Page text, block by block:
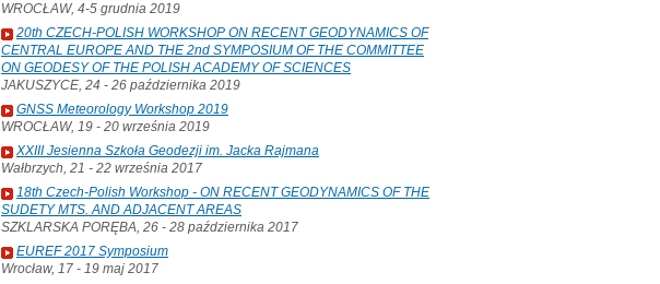
WROCŁAW, 4-5 grudnia 2019
20th CZECH-POLISH WORKSHOP ON RECENT GEODYNAMICS OF
CENTRAL EUROPE AND THE 2nd SYMPOSIUM OF THE COMMITTEE
ON GEODESY OF THE POLISH ACADEMY OF SCIENCES
JAKUSZYCE, 24 - 26 października 2019
GNSS Meteorology Workshop 2019
WROCŁAW, 19 - 20 września 2019
XXIII Jesienna Szkoła Geodezji im. Jacka Rajmana
Wałbrzych, 21 - 22 września 2017
18th Czech-Polish Workshop - ON RECENT GEODYNAMICS OF THE
SUDETY MTS. AND ADJACENT AREAS
SZKLARSKA PORĘBA, 26 - 28 października 2017
EUREF 2017 Symposium
Wrocław, 17 - 19 maj 2017